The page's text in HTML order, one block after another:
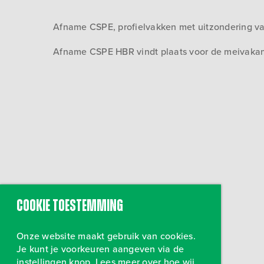
Afname CSPE, profielvakken met uitzondering
Afname CSPE HBR vindt plaats voor de
Cookie toestemming
Onze website maakt gebruik van cookies.
Je kunt je voorkeuren aangeven via de